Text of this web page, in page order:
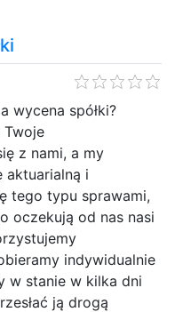
wycena spółki?
Twoje
z nami, a my
aktuarialną i
tego typu sprawami,
oczekują od nas nasi
indywidualnie
w stanie w kilka dni
ją drogą